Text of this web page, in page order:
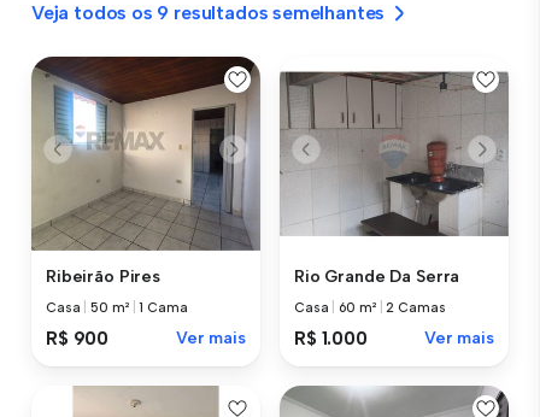
Veja todos os 9 resultados semelhantes
Ribeirão Pires
Casa |50 m² |1 Cama
R$ 900 Ver mais
Rio Grande Da Serra
Casa 60 m² |2 Camas
R$ 1.000 Ver mais